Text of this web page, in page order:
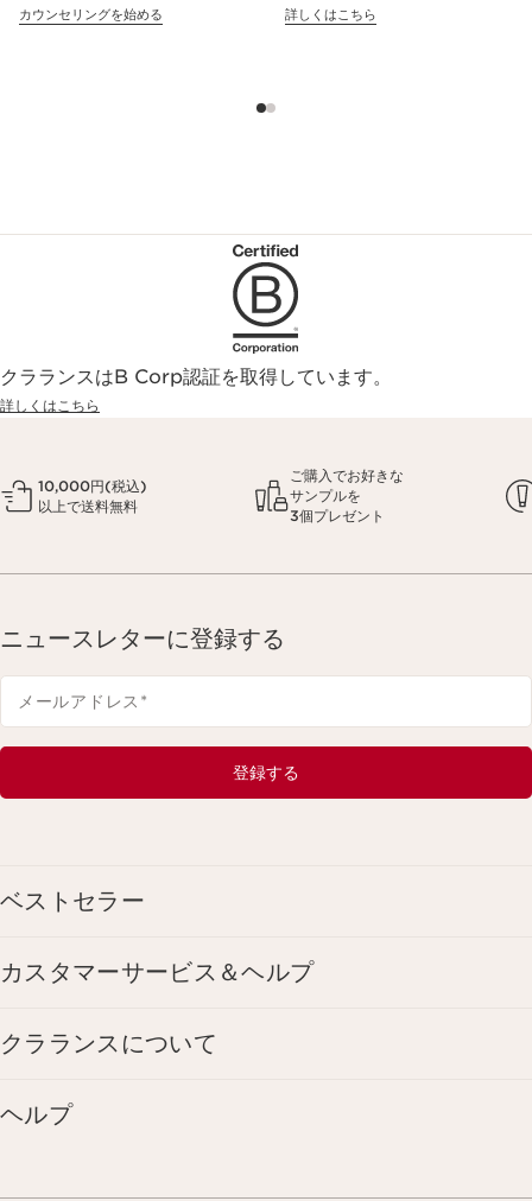
にカスタマイズした​
カウンセリングを始める
もと用美容液を見つけましょ
詳しくはこちら
クラランスはB Corp認証を取得しています。
詳しくはこちら
10,000円(税込)
以上で送料無料
ご購入でお好きな
サンプルを
3個プレゼント
ニュースレターに登録する
メールアドレス *
登録する
ベストセラー
カスタマーサービス＆ヘルプ
クラランスについて
ヘルプ